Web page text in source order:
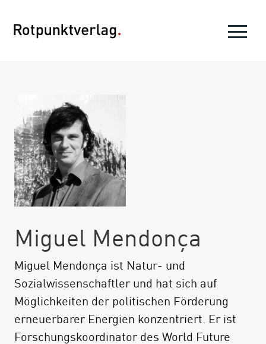
Miguel Mendonça
Miguel Mendonça ist Natur- und
Sozialwissenschaftler und hat sich auf
Möglichkeiten der politischen Förderung
erneuerbarer Energien konzentriert. Er ist
Forschungskoordinator des World Future